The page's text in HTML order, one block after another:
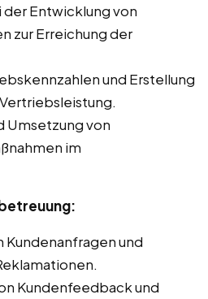
Entwicklung von
zur Erreichung der
und Erstellung
Umsetzung von
im
und
Kundenfeedback und